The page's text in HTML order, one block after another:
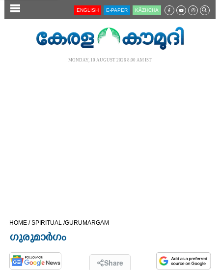
SECTIONS
OPINION
ENGLISH E-PAPER KĀZHCHA
MONDAY, 10 AUGUST 2026 8.00 AM IST
HOME /SPIRITUAL /GURUMARGAM
ഗുരുമാർഗം
Share